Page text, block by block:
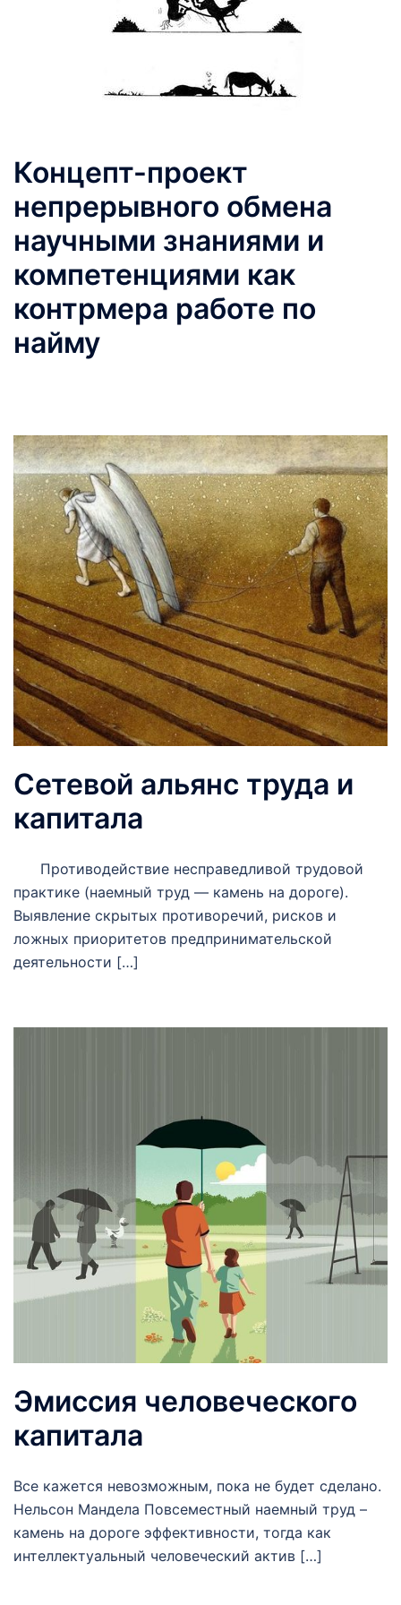
Концепт-проект
непрерывного обмена
научными знаниями и
компетенциями как
контрмера работе по
найму
Сетевой альянс труда и
капитала
Противодействие несправедливой трудовой
практике (наемный труд — камень на дороге).
Выявление скрытых противоречий, рисков и
ложных приоритетов предпринимательской
деятельности […]
Эмиссия человеческого
капитала
Все кажется невозможным, пока не будет сделано.
Нельсон Мандела Повсеместный наемный труд –
камень на дороге эффективности, тогда как
интеллектуальный человеческий актив […]